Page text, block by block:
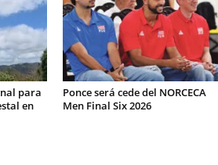
para
en
Ponce será cede del NORCECA
Men Final Six 2026